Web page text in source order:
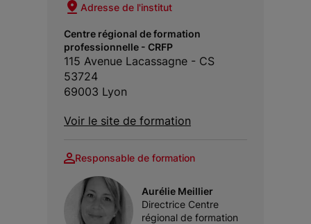
Adresse de l'institut
Centre régional de formation
professionnelle - CRFP
115 Avenue Lacassagne - CS
53724
69003 Lyon
Voir le site de formation
Responsable de formation
Aurélie Meillier
Directrice Centre
régional de formation